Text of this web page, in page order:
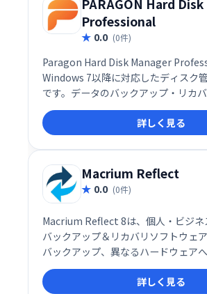
PARAGON Hard
Professional
0.0 (0件)
Paragon Hard Disk Manager
Windows 7以降に対応したディスク
です。データのバックアップ・リカ
ション管理、ディスク消去など、幅
システム移行やブート問題解決を容易
安全性を高めます。ディスクの整理
防止にも効果的で、効率的なデータ
す。
詳しく見る
Macrium Reflect
0.0 (0件)
Macrium Reflect 8は、個人・ビジネ
バックアップ＆リカバリソフトウェ
バックアップ、異なるハードウェア
ータ復旧、ランサムウェア対策など
要な機能を網羅。ローカル、ネットワ
詳しく見る